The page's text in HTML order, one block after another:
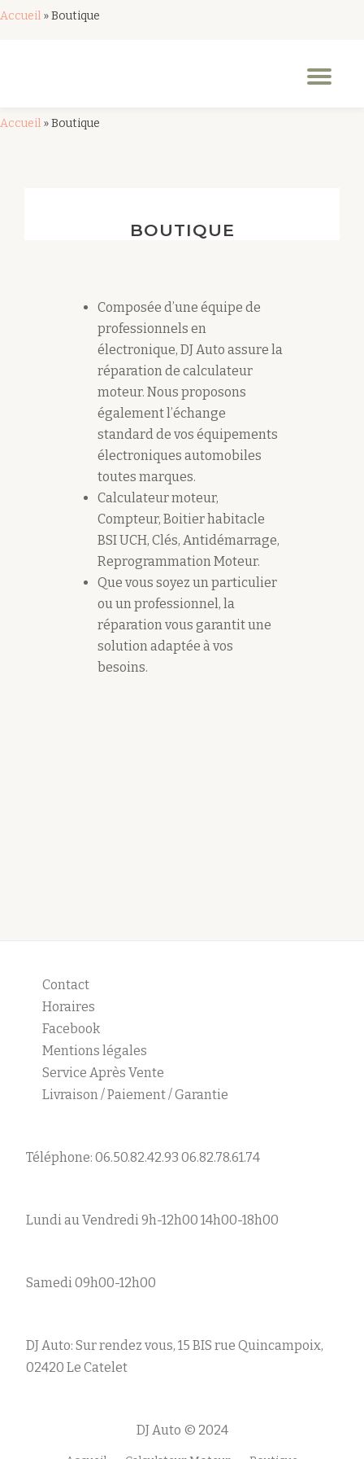
Accueil »Boutique
Accueil »Boutique
BOUTIQUE
Composée d’une équipe de
professionnels en
électronique, DJ Auto assure la
réparation de calculateur
moteur. Nous proposons
également l’échange
standard de vos équipements
électroniques automobiles
toutes marques.
Calculateur moteur,
Compteur, Boitier habitacle
BSI UCH, Clés, Antidémarrage,
Reprogrammation Moteur.
Que vous soyez un particulier
ou un professionnel, la
réparation vous garantit une
solution adaptée à vos
besoins.
Contact
Horaires
Facebook
Mentions légales
Service Après Vente
Livraison / Paiement / Garantie
Téléphone: 06.50.82.42.93 06.82.78.61.74
Lundi au Vendredi 9h-12h00 14h00-18h00
Samedi 09h00-12h00
DJ Auto: Sur rendez vous, 15 BIS rue Quincampoix,
02420 Le Catelet
DJ Auto © 2024